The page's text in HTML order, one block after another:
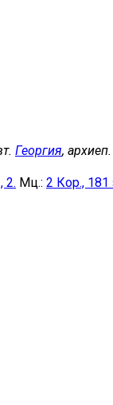
Георгия,
2. Мц.: 2 Кор., 181